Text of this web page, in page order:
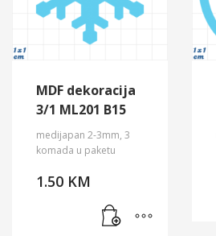
MDF dekoracija
3/1 ML201 B15
medijapan 2-3mm, 3
komada u paketu
1.50 KM